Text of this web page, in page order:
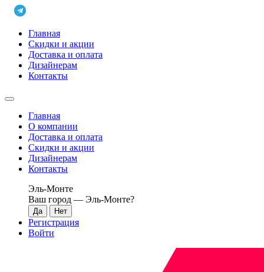
Главная
Скидки и акции
Доставка и оплата
Дизайнерам
Контакты
Главная
О компании
Доставка и оплата
Скидки и акции
Дизайнерам
Контакты
Эль-Монте
Ваш город — Эль-Монте?
Регистрация
Войти